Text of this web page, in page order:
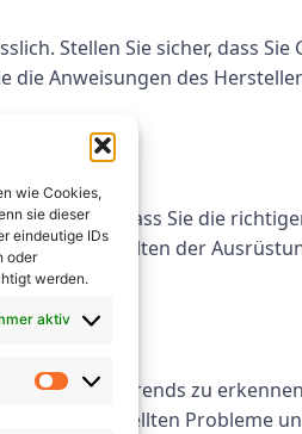
wie Cookies,
sie dieser
eindeutige IDs
oder
werden.
aktiv
Stellen Sie sicher, dass Sie
die Anweisungen des
Sie sicher, dass Sie die
das Abschalten der
verfolgen, Trends zu
alle festgestellten Probleme